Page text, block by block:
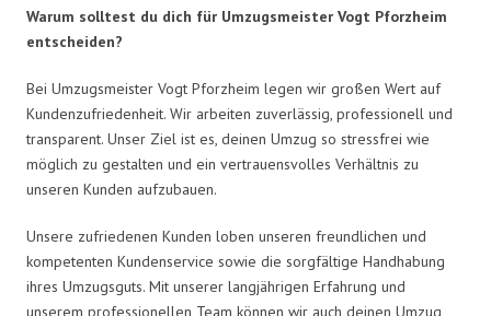
Warum solltest du dich für Umzugsmeister Vogt Pforzheim
entscheiden?
Bei Umzugsmeister Vogt Pforzheim legen wir großen Wert auf
Kundenzufriedenheit. Wir arbeiten zuverlässig, professionell und
transparent. Unser Ziel ist es, deinen Umzug so stressfrei wie
möglich zu gestalten und ein vertrauensvolles Verhältnis zu
unseren Kunden aufzubauen.
Unsere zufriedenen Kunden loben unseren freundlichen und
kompetenten Kundenservice sowie die sorgfältige Handhabung
ihres Umzugsguts. Mit unserer langjährigen Erfahrung und
unserem professionellen Team können wir auch deinen Umzug